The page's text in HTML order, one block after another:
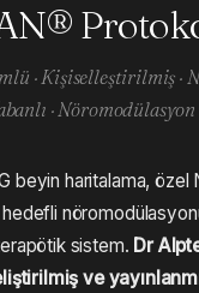
· Kişiselleştirilmiş ·
· Nöromodülasyon
beyin haritalama, özel
sistem. Dr
ve